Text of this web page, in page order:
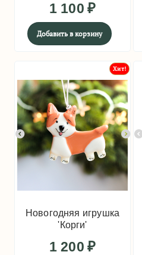
1 100 ₽
Добавить в корзину
Хит!
Новогодняя игрушка
'Корги'
1 200 ₽